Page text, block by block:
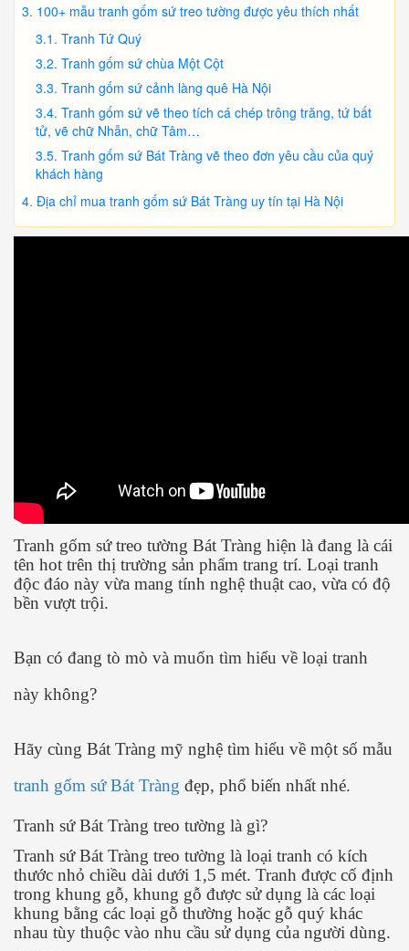
100+ mẫu tranh gốm sứ treo tường được yêu thích nhất
Tranh Tứ Quý
Tranh gốm sứ chùa Một Cột
Tranh gốm sứ cảnh làng quê Hà Nội
Tranh gốm sứ vẽ theo tích cá chép trông trăng, tứ bất
tử, vẽ chữ Nhẫn, chữ Tâm…
Tranh gốm sứ Bát Tràng vẽ theo đơn yêu cầu của quý
khách hàng
Địa chỉ mua tranh gốm sứ Bát Tràng uy tín tại Hà Nội
Tranh gốm sứ treo tường Bát Tràng hiện là đang là cái
tên hot trên thị trường sản phẩm trang trí. Loại tranh
độc đáo này vừa mang tính nghệ thuật cao, vừa có độ
bền vượt trội.
Bạn có đang tò mò và muốn tìm hiểu về loại tranh
này không?
Hãy cùng Bát Tràng mỹ nghệ tìm hiểu về một số mẫu
tranh gốm sứ Bát Tràng đẹp, phổ biến nhất nhé.
Tranh sứ Bát Tràng treo tường là gì?
Tranh sứ Bát Tràng treo tường là loại tranh có kích
thước nhỏ chiều dài dưới 1,5 mét. Tranh được cố định
trong khung gỗ, khung gỗ được sử dụng là các loại
khung bằng các loại gỗ thường hoặc gỗ quý khác
nhau tùy thuộc vào nhu cầu sử dụng của người dùng.